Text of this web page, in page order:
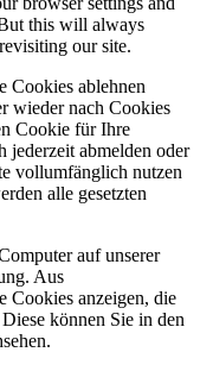
this will always
our site.
Cookies ablehnen
wieder nach Cookies
Cookie für Ihre
jederzeit abmelden oder
vollumfänglich nutzen
alle gesetzten
auf unserer
Aus
Cookies anzeigen, die
können Sie in den